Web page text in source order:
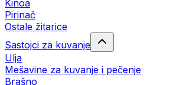
Kinoa
Pirinač
Ostale žitarice
Sastojci za kuvanje
Ulja
Mešavine za kuvanje i pečenje
Brašno